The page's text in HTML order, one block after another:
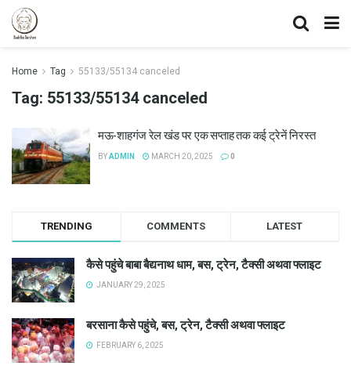
Home Tag 55133/55134 canceled
Tag: 55133/55134 canceled
मऊ-शाहगंज रेल खंड पर एक सप्ताह तक कई ट्रेनें निरस्त
BYADMIN MARCH 20, 2025 0
TRENDING COMMENTS LATEST
कैसे पहुंचे बाबा बैद्यनाथ धाम, बस, ट्रेन, टैक्सी अथवा फ्लाइट
JANUARY 29, 2025
बरसाना कैसे पहुंचे, बस, ट्रेन, टैक्सी अथवा फ्लाइट
FEBRUARY 6, 2025